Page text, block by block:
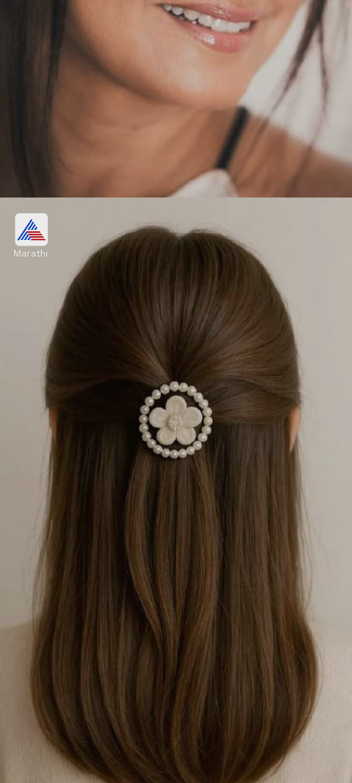
हाय बन विथ फ्रिंज बँग्ज
केस वरच्या बाजूला बांधून एक मेसी बन तयार करा. सोबतच,
कपाळावर सॉफ्ट आणि हलके कट केलेले फ्रिंज/बँग्ज ठेवा. या
हेअरस्टाइलमुळे आईचं वय खरंच कमी दिसेल.
Image credits: instagram
Marathi